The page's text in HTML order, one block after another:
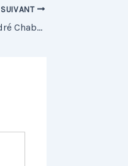
SUIVANT
Projet Box Beauté au Lycée Pierre André Chabanne, le 06/02/2024